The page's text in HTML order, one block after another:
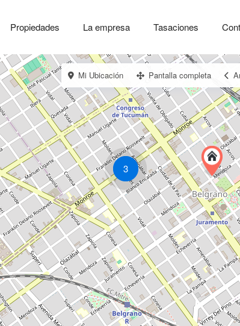
Propiedades La empresa Tasaciones
3
Mi Ubicación Pantalla completa